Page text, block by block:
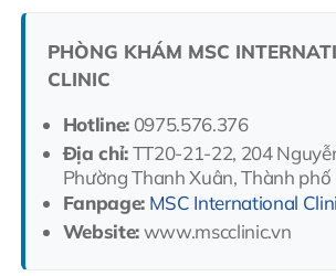
PHÒNG KHÁM MSC
CLINIC
Hotline:0975.576.376
Địa chỉ:TT20-21-22, 204
Phường Thanh Xuân, Thành phố
Fanpage: MSC International
Website:www.mscclinic.vn